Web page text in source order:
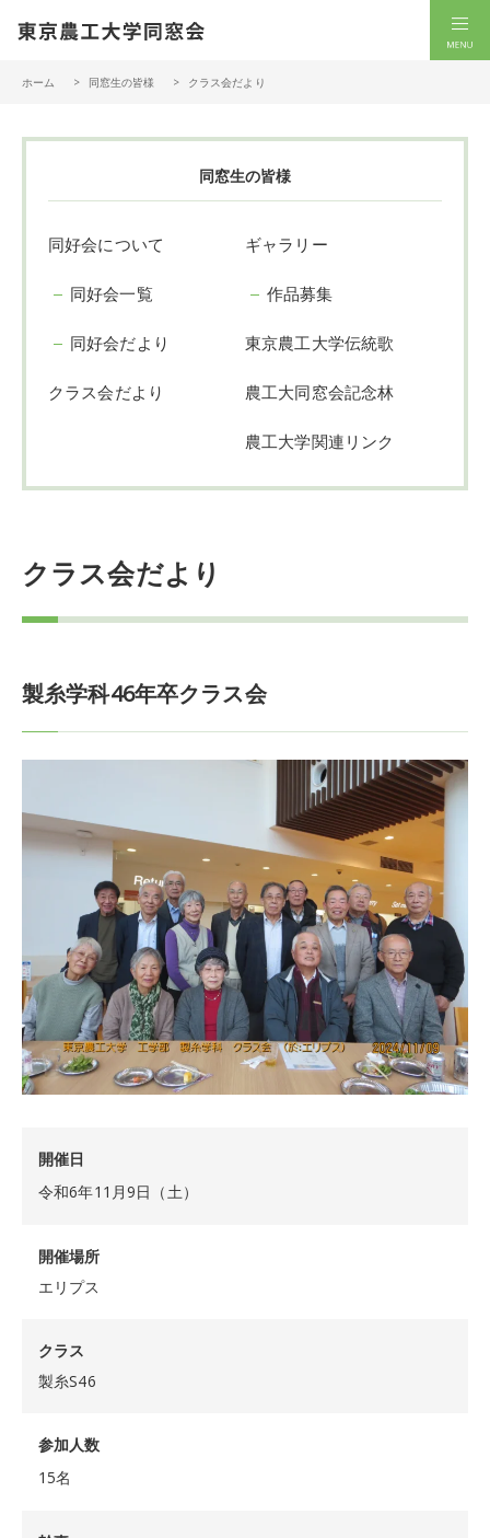
ホーム 同窓生の皆様 クラス会だより
同窓生の皆様
同好会について
同好会一覧
同好会だより
クラス会だより
ギャラリー
作品募集
東京農工大学伝統歌
農工大同窓会記念林
農工大学関連リンク
クラス会だより
製糸学科46年卒クラス会
開催日
令和6年11月9日（土）
開催場所
エリプス
クラス
製糸S46
参加人数
15名